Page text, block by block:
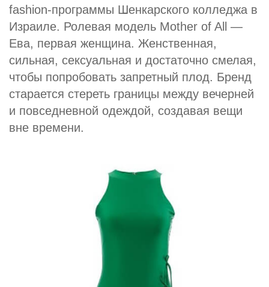
fashion-программы Шенкарского колледжа в
Израиле. Ролевая модель Mother of All —
Ева, первая женщина. Женственная,
сильная, сексуальная и достаточно смелая,
чтобы попробовать запретный плод. Бренд
старается стереть границы между вечерней
и повседневной одеждой, создавая вещи
вне времени.